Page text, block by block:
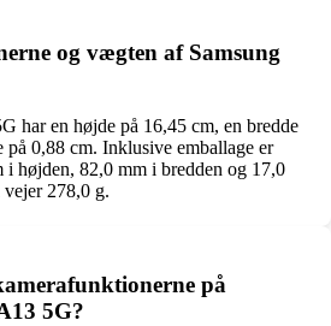
og vægten af Samsung
har en højde på 16,45 cm, en bredde
på 0,88 cm. Inklusive emballage er
i højden, 82,0 mm i bredden og 17,0
278,0 g.
på
5G?